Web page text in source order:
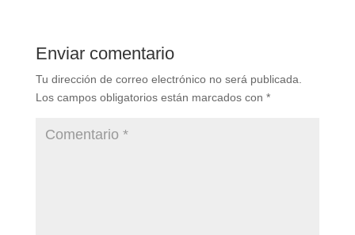
Enviar comentario
Tu dirección de correo electrónico no será publicada.
Los campos obligatorios están marcados con *